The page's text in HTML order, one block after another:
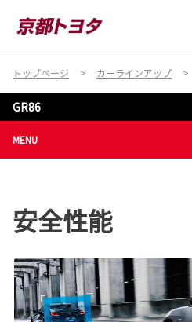
トップページ カーラインアップ
GR86
MENU
安全性能